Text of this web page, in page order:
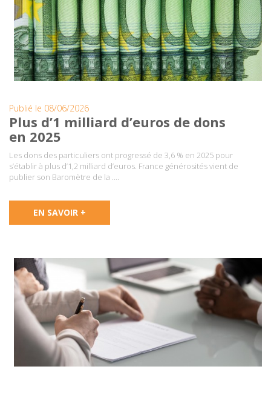
Publié le 08/06/2026
Plus d’1 milliard d’euros de dons
en 2025
Les dons des particuliers ont progressé de 3,6 % en 2025 pour
s’établir à plus d’1,2 milliard d’euros. France générosités vient de
publier son Baromètre de la ….
EN SAVOIR +